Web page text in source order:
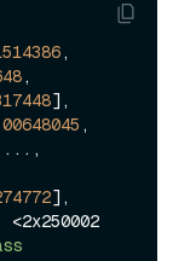
,
],
,
...,
],
<2x250002